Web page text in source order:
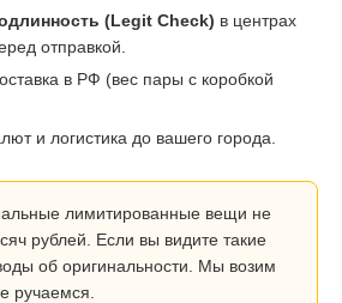
(Legit Check) в центрах
отправкой.
в РФ (вес пары с коробкой
и логистика до вашего города.
лимитированные вещи не
рублей. Если вы видите такие
об оригинальности. Мы возим
ручаемся.